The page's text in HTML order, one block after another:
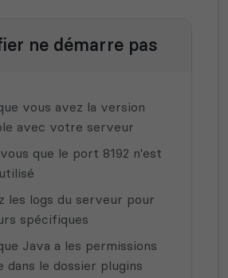
ne démarre pas
vous avez la version
avec votre serveur
que le port 8192 n'est
les logs du serveur pour
spécifiques
Java a les permissions
dans le dossier plugins